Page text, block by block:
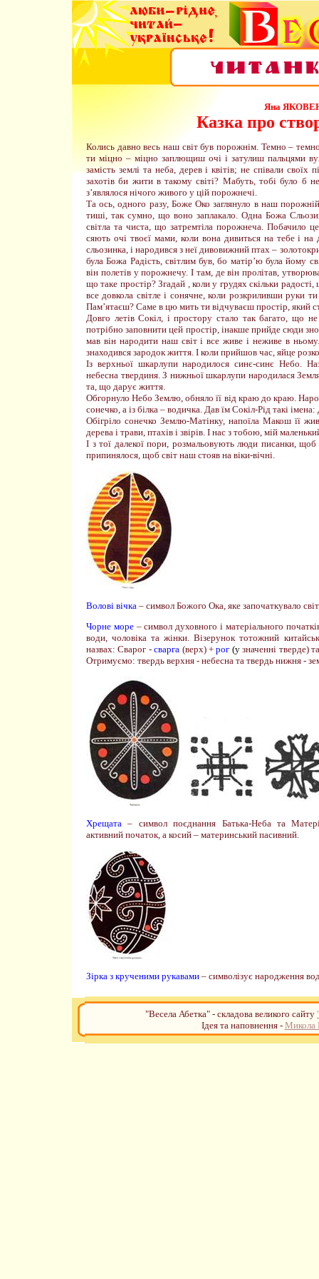
Яна
Казка про
Колись давно весь наш світ був порожнім. Темно –
ти міцно – міцно заплющиш очі і затулиш пальцями
замість землі та неба, дерев і квітів; не співали своїх
захотів би жити в такому світі? Мабуть, тобі було б
з’являлося нічого живого у цій порожнечі.
Та ось, одного разу, Боже Око заглянуло в наш
тиші, так сумно, що воно заплакало. Одна Божа
світла та чиста, що затремтіла порожнеча. Побачило
сяють очі твоєї мами, коли вона дивиться на тебе і на
сльозинка, і народився з неї дивовижний птах –
була Божа Радість, світлим був, бо матір’ю була йому
він полетів у порожнечу. І там, де він пролітав,
що таке простір? Згадай , коли у грудях скільки
все довкола світле і сонячне, коли розкриливши руки
Пам’ятаєш? Саме в цю мить ти відчуваєш простір, який
Довго летів Сокіл, і простору стало так багато, що
потрібно заповнити цей простір, інакше прийде сюди
мав він народити наш світ і все живе і неживе в
знаходився зародок життя. І коли прийшов час, яйце
Із верхньої шкарлупи народилося синє-синє Небо.
небесна твердиня. З нижньої шкарлупи народилася
та, що дарує життя.
Обгорнуло Небо Землю, обняло її від краю до краю.
сонечко, а із білка – водичка. Дав їм Сокіл-Рід такі
Обігріло сонечко Землю-Матінку, напоїла Макош її
дерева і трави, птахів і звірів. І нас з тобою, мій
І з тої далекої пори, розмальовують люди писанки,
припинялося, щоб світ наш стояв на віки-вічні.
Волові вічка – символ Божого Ока, яке започаткувало
Чорне море– символ духовного і матеріального
води, чоловіка та жінки. Візерунок тотожний
назвах: Сварог -сварга (верх) +рог (узначенні тверде)
Отримуємо: твердь верхня - небесна та твердь нижня -
Хрещата – символ поєднання Батька-Неба та
активний початок, а косий – материнський пасивний.
Зірка з крученими рукавами – символізує народження
"Весела Абетка" - складова великого сайту
Ідея та наповнення -